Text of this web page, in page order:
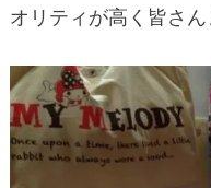
オリティが高く皆さ